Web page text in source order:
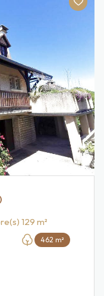
Maison 5 pièce(s) 3 chambre(s) 129 m²
462 m²